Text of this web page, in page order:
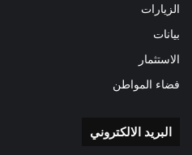
الزيارات
بيانات
الاستثمار
فضاء المواطن
البريد الالكتروني